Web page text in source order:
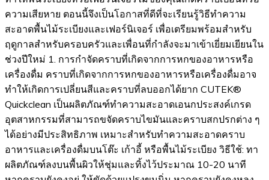
ความเสียหาย ตอนนี้จึงเป็นโอกาสที่ดีที่จะเรียนรู้วิธีทำความ
สะอาดพื้นไม้ระเบียงและเฟอร์นิเจอร์ เพื่อเตรียมพร้อมสำหรับ
ฤดูกาลสำหรับครอบครัวและเพื่อนที่กำลังจะมาเข้าเยี่ยมเยียนใน
ช่วงปีใหม่ 1. การกำจัดคราบที่เกิดจากการหกของอาหารหรือ
เครื่องดื่ม คราบที่เกิดจากการหกของอาหารหรือเครื่องดื่มอาจ
ทำให้เกิดการเปลี่ยนสีและคราบที่ลบออกได้ยาก CUTEK®
Quickclean เป็นผลิตภัณฑ์ทำความสะอาดเอนกประสงค์เกรด
อุตสาหกรรมที่สามารถขจัดคราบไขมันและคราบสกปรกต่าง ๆ
ได้อย่างมีประสิทธิภาพ เหมาะสำหรับทำความสะอาดคราบ
อาหารและเครื่องดื่มบนโต๊ะ เก้าอี้ หรือพื้นไม้ระเบียง วิธีใช้: ทา
ผลิตภัณฑ์ลงบนพื้นผิวให้ชุ่มและทิ้งไว้ประมาณ 10-20 นาที